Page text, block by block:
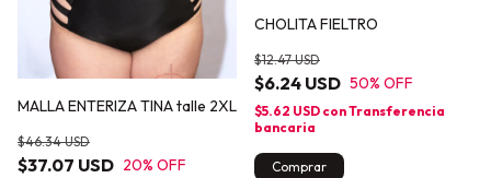
MALLA ENTERIZA TINA talle 2XL
$37.07 USD
$46.34 USD
20% OFF
CHOLITA FIELTRO
$6.24 USD
$12.47 USD
50% OFF
$5.62 USD conTransferencia
bancaria
Comprar